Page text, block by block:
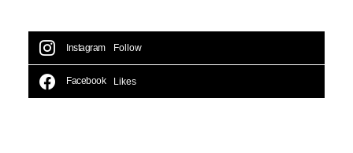
Instagram Follow
Facebook Likes